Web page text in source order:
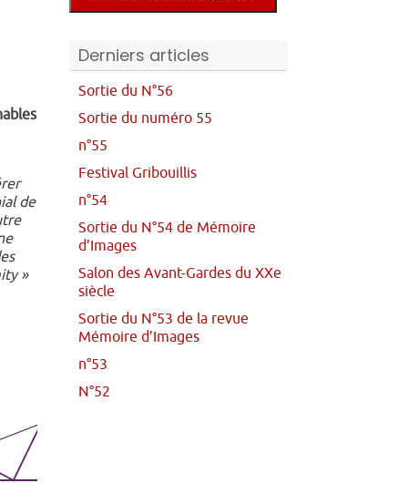
de
»
Derniers articles
Sortie du N°56
Sortie du numéro 55
n°55
Festival Gribouillis
n°54
Sortie du N°54 de Mémoire
d’Images
Salon des Avant-Gardes du XXe
siècle
Sortie du N°53 de la revue
Mémoire d’Images
n°53
N°52